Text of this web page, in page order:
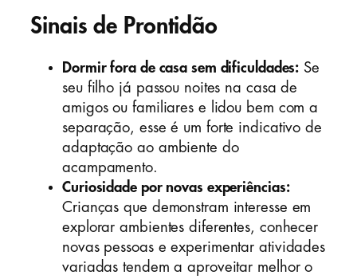
Sinais de Prontidão
Dormir fora de casa sem dificuldades: Se
seu filho já passou noites na casa de
amigos ou familiares e lidou bem com a
separação, esse é um forte indicativo de
adaptação ao ambiente do
acampamento.
Curiosidade por novas experiências:
Crianças que demonstram interesse em
explorar ambientes diferentes, conhecer
novas pessoas e experimentar atividades
variadas tendem a aproveitar melhor o